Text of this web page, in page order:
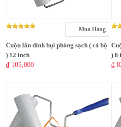
Mua Hàng
Cuộn lăn dính bụi phòng sạch ( cả bộ
) 12 inch
₫ 105,000
) 8
₫